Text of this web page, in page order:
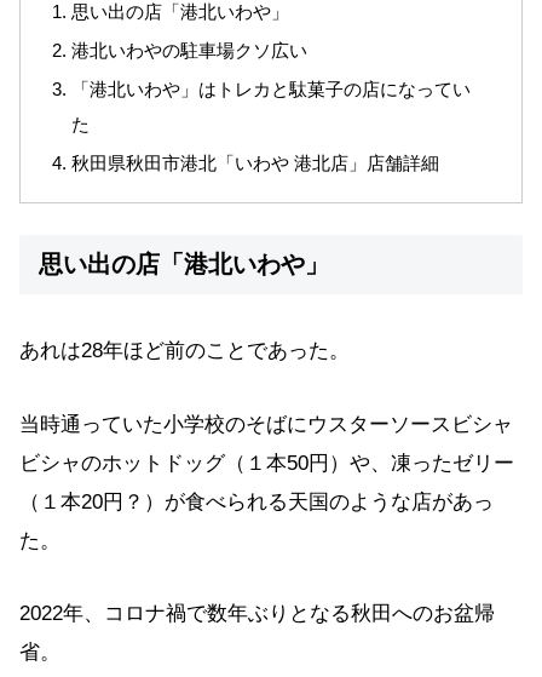
思い出の店「港北いわや」
港北いわやの駐車場クソ広い
「港北いわや」はトレカと駄菓子の店になってい
た
秋田県秋田市港北「いわや 港北店」店舗詳細
思い出の店「港北いわや」
あれは28年ほど前のことであった。
当時通っていた小学校のそばにウスターソースビシャ
ビシャのホットドッグ（１本50円）や、凍ったゼリー
（１本20円？）が食べられる天国のような店があっ
た。
2022年、コロナ禍で数年ぶりとなる秋田へのお盆帰
省。